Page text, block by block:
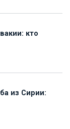
кто
из Сирии: